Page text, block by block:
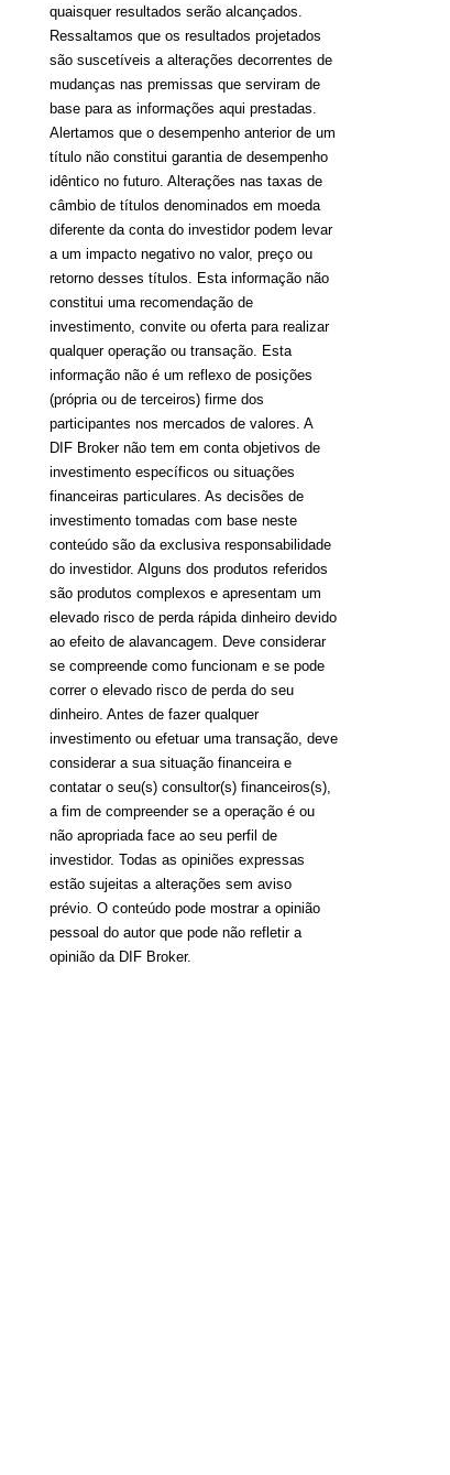
quaisquer resultados serão alcançados.
Ressaltamos que os resultados projetados
são suscetíveis a alterações decorrentes de
mudanças nas premissas que serviram de
base para as informações aqui prestadas.
Alertamos que o desempenho anterior de um
título não constitui garantia de desempenho
idêntico no futuro. Alterações nas taxas de
câmbio de títulos denominados em moeda
diferente da conta do investidor podem levar
a um impacto negativo no valor, preço ou
retorno desses títulos. Esta informação não
constitui uma recomendação de
investimento, convite ou oferta para realizar
qualquer operação ou transação. Esta
informação não é um reflexo de posições
(própria ou de terceiros) firme dos
participantes nos mercados de valores. A
DIF Broker não tem em conta objetivos de
investimento específicos ou situações
financeiras particulares. As decisões de
investimento tomadas com base neste
conteúdo são da exclusiva responsabilidade
do investidor. Alguns dos produtos referidos
são produtos complexos e apresentam um
elevado risco de perda rápida dinheiro devido
ao efeito de alavancagem. Deve considerar
se compreende como funcionam e se pode
correr o elevado risco de perda do seu
dinheiro. Antes de fazer qualquer
investimento ou efetuar uma transação, deve
considerar a sua situação financeira e
contatar o seu(s) consultor(s) financeiros(s),
a fim de compreender se a operação é ou
não apropriada face ao seu perfil de
investidor. Todas as opiniões expressas
estão sujeitas a alterações sem aviso
prévio. O conteúdo pode mostrar a opinião
pessoal do autor que pode não refletir a
opinião da DIF Broker.